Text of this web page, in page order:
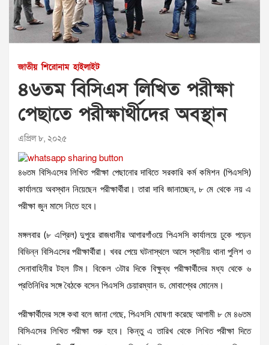
জাতীয় শিরোনাম হাইলাইট
৪৬তম বিসিএস লিখিত পরীক্ষা
পেছাতে পরীক্ষার্থীদের অবস্থান
এপ্রিল ৮, ২০২৫
৪৬তম বিসিএসের লিখিত পরীক্ষা পেছানোর দাবিতে সরকারি কর্ম কমিশন (পিএসসি)
কার্যালয়ে অবস্থান নিয়েছেন পরীক্ষার্থীরা। তারা দাবি জানাচ্ছেন, ৮ মে থেকে নয় এ
পরীক্ষা জুন মাসে নিতে হবে।
মঙ্গলবার (৮ এপ্রিল) দুপুরে রাজধানীর আগারগাঁওয়ে পিএসসি কার্যালয়ে ঢুকে পড়েন
বিভিন্ন বিসিএসের পরীক্ষার্থীরা। খবর পেয়ে ঘটনাস্থলে আসে স্থানীয় থানা পুলিশ ও
সেনাবাহিনীর টহল টিম। বিকেল ৩টার দিকে বিক্ষুব্ধ পরীক্ষার্থীদের মধ্য থেকে ৬
প্রতিনিধির সঙ্গে বৈঠকে বসেন পিএসসি চেয়ারম্যান ড. মোবাশ্বের মোনেম।
পরীক্ষার্থীদের সঙ্গে কথা বলে জানা গেছে, পিএসসি ঘোষণা করেছে আগামী ৮ মে ৪৬তম
বিসিএসের লিখিত পরীক্ষা শুরু হবে। কিন্তু এ তারিখ থেকে লিখিত পরীক্ষা দিতে